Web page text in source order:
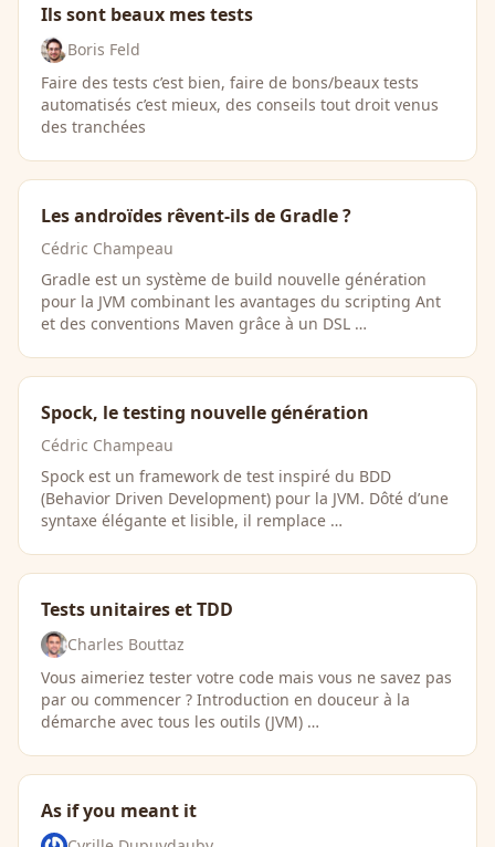
Ils sont beaux mes tests
Boris Feld
Faire des tests c’est bien, faire de bons/beaux tests
automatisés c’est mieux, des conseils tout droit venus
des tranchées
Les androïdes rêvent-ils de Gradle ?
Cédric Champeau
Gradle est un système de build nouvelle génération
pour la JVM combinant les avantages du scripting Ant
et des conventions Maven grâce à un DSL …
Spock, le testing nouvelle génération
Cédric Champeau
Spock est un framework de test inspiré du BDD
(Behavior Driven Development) pour la JVM. Dôté d’une
syntaxe élégante et lisible, il remplace …
Tests unitaires et TDD
Charles Bouttaz
Vous aimeriez tester votre code mais vous ne savez pas
par ou commencer ? Introduction en douceur à la
démarche avec tous les outils (JVM) …
As if you meant it